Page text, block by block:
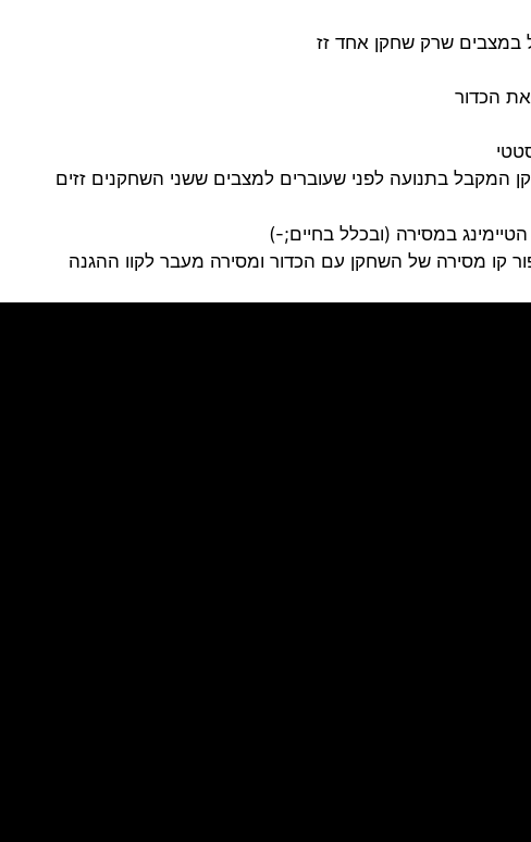
במצבים שרק שחקן אחד זז
הכדור
המקבל בתנועה לפני שעוברים למצבים ששני השחקנים זזים
במסירה (ובכלל בחיים;-)
קו מסירה של השחקן עם הכדור ומסירה מעבר לקוו ההגנה